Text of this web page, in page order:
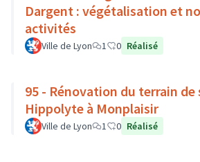
Dargent : végétalisation et
activités
Ville de Lyon 1 0 Réalisé
95 - Rénovation du terrain
Hippolyte à Monplaisir
Ville de Lyon 1 0 Réalisé